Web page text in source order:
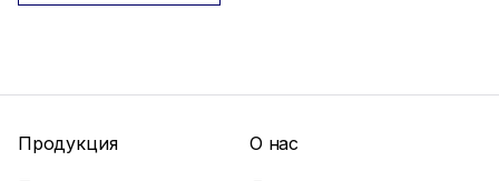
Продукция
О нас